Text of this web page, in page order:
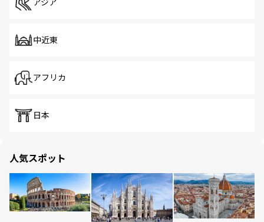
アジア
中近東
アフリカ
日本
人気スポット